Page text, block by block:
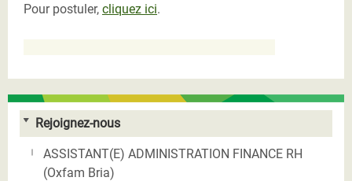
Pour postuler, cliquez ici.
Rejoignez-nous
ASSISTANT(E) ADMINISTRATION FINANCE RH
(Oxfam Bria)